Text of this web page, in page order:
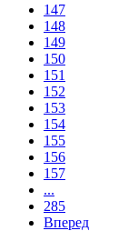
147
148
149
150
151
152
153
154
155
156
157
...
285
Вперед